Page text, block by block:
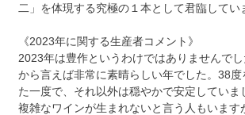
二」を体現する究極の１本として君臨してい
《2023年に関する生産者コメント》
2023年は豊作というわけではありませんで
から言えば非常に素晴らしい年でした。38度
た一度で、それ以外は穏やかで安定していま
複雑なワインが生まれないと言う人もいます